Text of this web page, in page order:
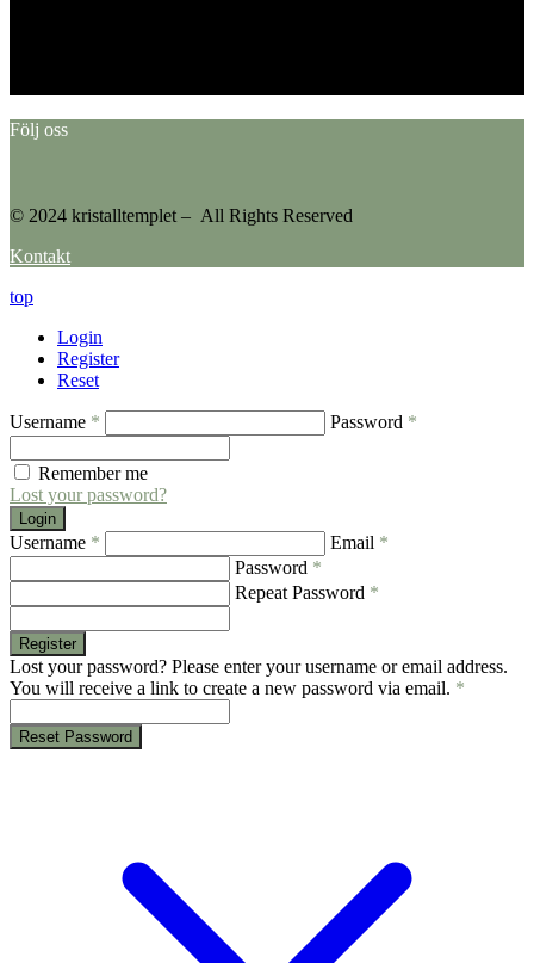
Följ oss
© 2024 kristalltemplet – All Rights Reserved
Kontakt
top
Login
Register
Reset
Username * Password *
Remember me
Lost your password?
Login
Username * Email *
Password *
Repeat Password *
Register
Lost your password? Please enter your username or email address.
You will receive a link to create a new password via email. *
Reset Password